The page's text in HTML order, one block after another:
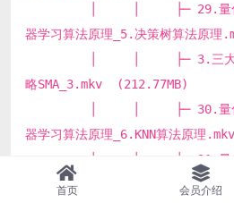
│ │ ├─ 29.量化投
器学习算法原理_5.决策树算法原
│ │ ├─ 3.三大经
略SMA_3.mkv (212.77MB)
│ │ ├─ 30.量化投
器学习算法原理_6.KNN算法原理
│ │ ├─ 31.量化投
器学习算法原理_7.神经网络算法
首页 会员介绍